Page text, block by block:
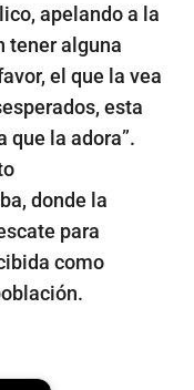
apelando a la
tener alguna
el que la vea
esta
que la adora”.
donde la
para
como